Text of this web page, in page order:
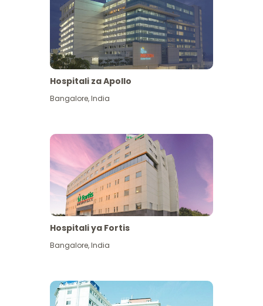
Hospitali za Apollo
Bangalore,India
Hospitali ya Fortis
Bangalore,India